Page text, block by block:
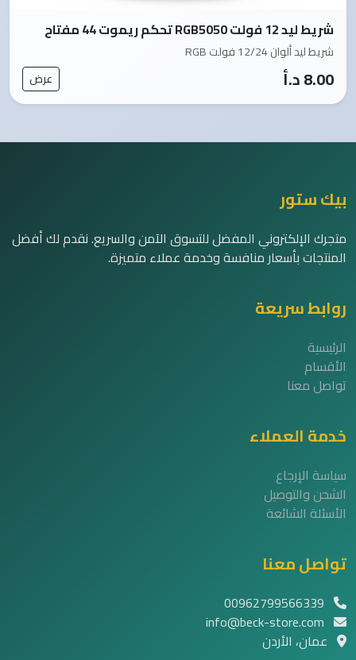
شريط ليد 12 فولت RGB5050 تحكم ريموت 44 مفتاح
شريط ليد ألوان 12/24 فولت RGB
8.00 د.أ عرض
بيك ستور
متجرك الإلكتروني المفضل للتسوق الآمن والسريع. نقدم لك أفضل
المنتجات بأسعار منافسة وخدمة عملاء متميزة.
روابط سريعة
الرئيسية
الأقسام
تواصل معنا
خدمة العملاء
سياسة الإرجاع
الشحن والتوصيل
الأسئلة الشائعة
تواصل معنا
عمان، الأردن